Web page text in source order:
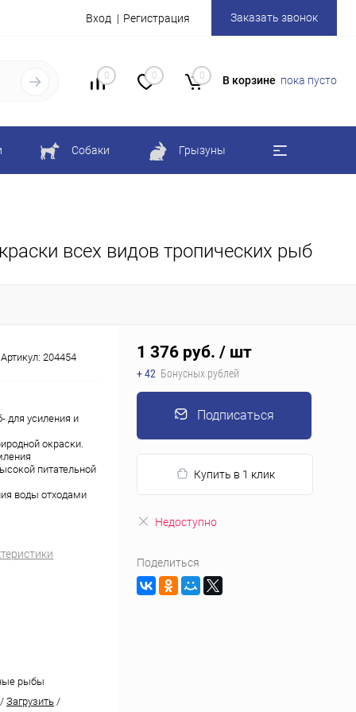
Вход Регистрация Заказать звонок
0 0 0 В корзине пока пусто
Собаки Грызуны
всех видов тропических рыб
Артикул: 204454
для усиления и
окраски.
питательной
воды отходами
рыбы
/ Загрузить /
1 376 руб. / шт
+ 42 Бонусных рублей
Подписаться
Купить в 1 клик
Недоступно
Поделиться